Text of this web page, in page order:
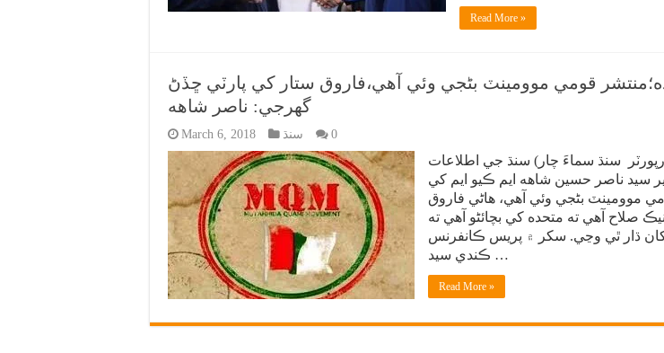
Read More »
قومي موومينٽ بڻجي وئي آهي،فاروق ستار کي پارٽي ڇڏڻ
گهرجي: ناصر شاهه
March 6, 2018 سنڌ 0
سنڌ سماءَ چار) سنڌ جي اطلاعات
سيد ناصر حسين شاهه ايم ڪيو ايم کي
موومينٽ بڻجي وئي آهي، هاڻي فاروق
صلاح آهي ته متحده کي بچائڻو آهي ته
ڌار ٿي وڃي. سکر ۾ پريس ڪانفرنس
ڪندي سيد …
Read More »